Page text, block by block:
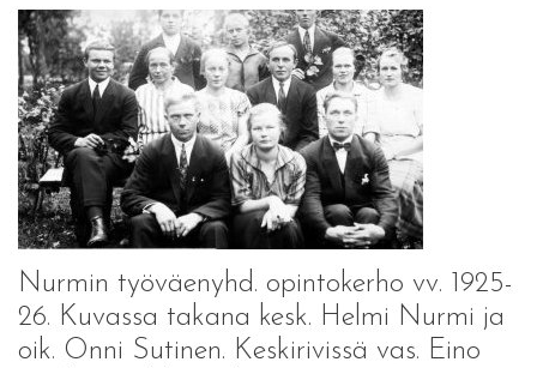
Nurmin työväenyhd. opintokerho vv. 1925-
26. Kuvassa takana kesk. Helmi Nurmi ja
oik. Onni Sutinen. Keskirivissä vas. Eino